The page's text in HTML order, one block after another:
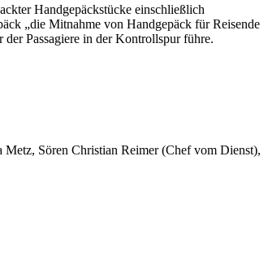
Handgepäckstücke einschließlich
„die Mitnahme von Handgepäck für Reisende
Passagiere in der Kontrollspur führe.
Metz, Sören Christian Reimer (Chef vom Dienst),